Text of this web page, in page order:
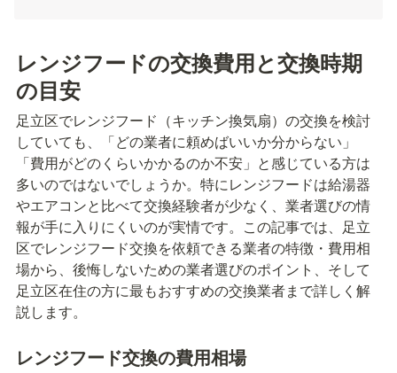
レンジフードの交換費用と交換時期
の目安
足立区でレンジフード（キッチン換気扇）の交換を検討
していても、「どの業者に頼めばいいか分からない」
「費用がどのくらいかかるのか不安」と感じている方は
多いのではないでしょうか。特にレンジフードは給湯器
やエアコンと比べて交換経験者が少なく、業者選びの情
報が手に入りにくいのが実情です。この記事では、足立
区でレンジフード交換を依頼できる業者の特徴・費用相
場から、後悔しないための業者選びのポイント、そして
足立区在住の方に最もおすすめの交換業者まで詳しく解
説します。
レンジフード交換の費用相場